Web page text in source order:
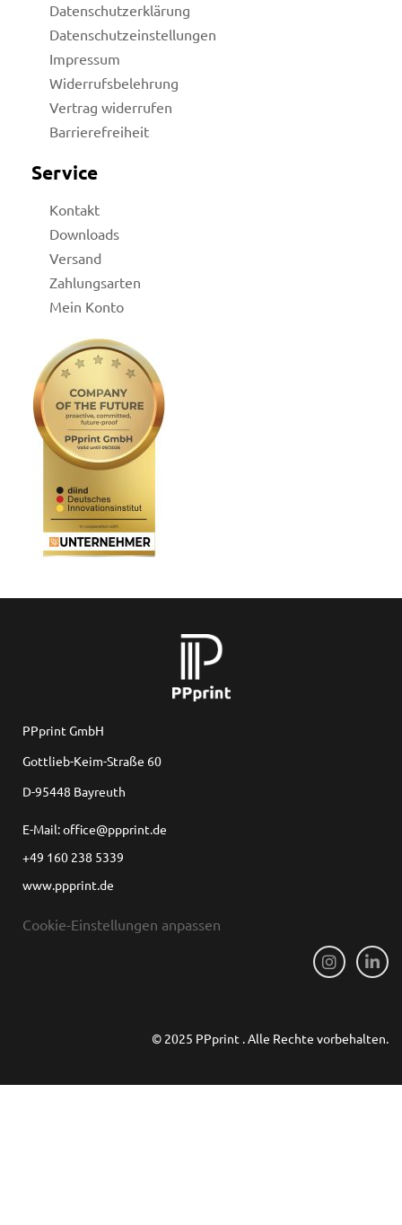
Datenschutzerklärung
Datenschutzeinstellungen
Impressum
Widerrufsbelehrung
Vertrag widerrufen
Barrierefreiheit
Service
Kontakt
Downloads
Versand
Zahlungsarten
Mein Konto
PPprint GmbH
Gottlieb-Keim-Straße 60
D-95448 Bayreuth
E-Mail: office@ppprint.de
+49 160 238 5339
www.ppprint.de
Cookie-Einstellungen anpassen
© 2025 PPprint . Alle Rechte vorbehalten.